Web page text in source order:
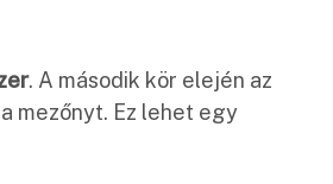
. A második kör elején az
mezőnyt. Ez lehet egy